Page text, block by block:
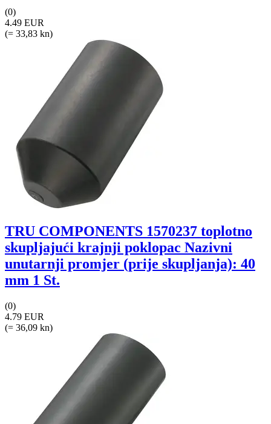
(0)
4.49 EUR
(= 33,83 kn)
TRU COMPONENTS 1570237 toplotno
skupljajući krajnji poklopac Nazivni
unutarnji promjer (prije skupljanja): 40
mm 1 St.
(0)
4.79 EUR
(= 36,09 kn)